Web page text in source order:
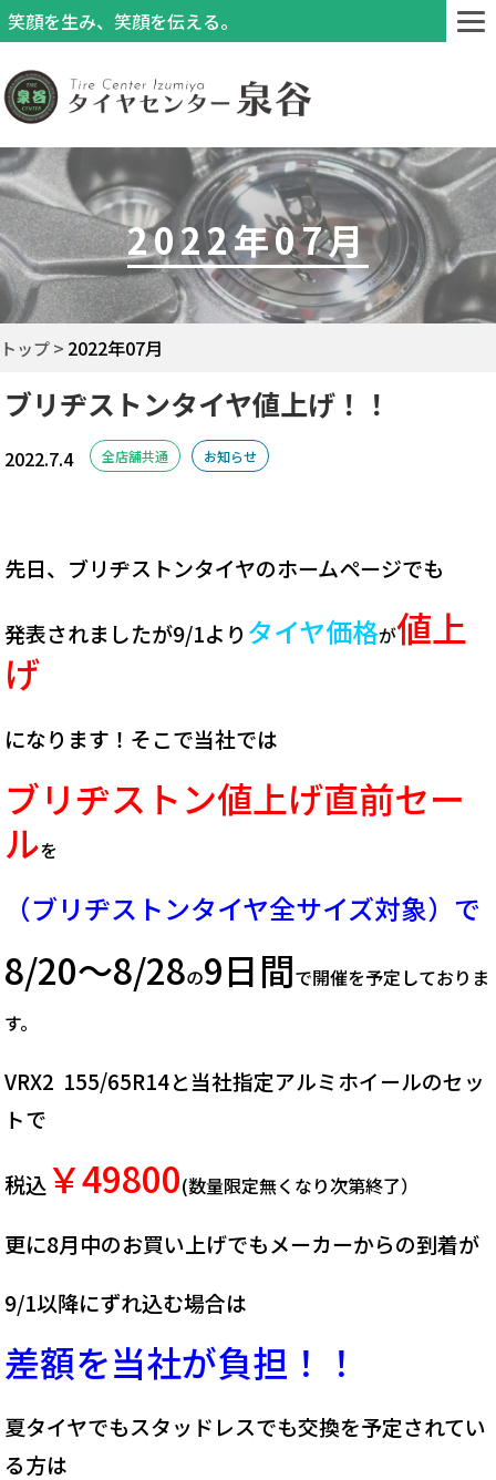
笑顔を生み、笑顔を伝える。
2022年07月
トップ 2022年07月
ブリヂストンタイヤ値上げ！！
2022.7.4 全店舗共通 お知らせ
先日、ブリヂストンタイヤのホームページでも
発表されましたが9/1より タイヤ価格が値上
げ
になります！ そこで当社では
ブリヂストン値上げ直前セー
ルを
（ブリヂストンタイヤ全サイズ対象）で
8/20～8/28の9日間で開催を予定しておりま
す。
VRX2 155/65R14と当社指定アルミホイールのセッ
トで
税込￥49800(数量限定無くなり次第終了）
更に8月中のお買い上げでもメーカーからの到着が
9/1以降にずれ込む場合は
差額を当社が負担！！
夏タイヤでもスタッドレスでも交換を予定されてい
る方は